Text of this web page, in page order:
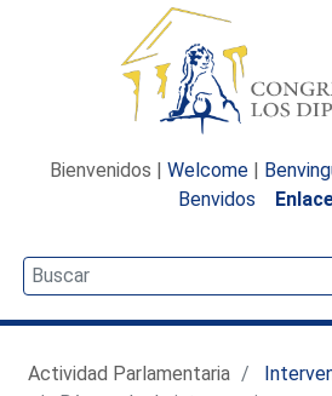
Bienvenidos | Welcome |
Benvidos
Actividad Parlamentaria